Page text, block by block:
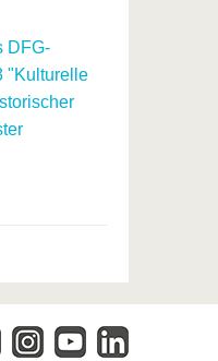
DFG-
"Kulturelle